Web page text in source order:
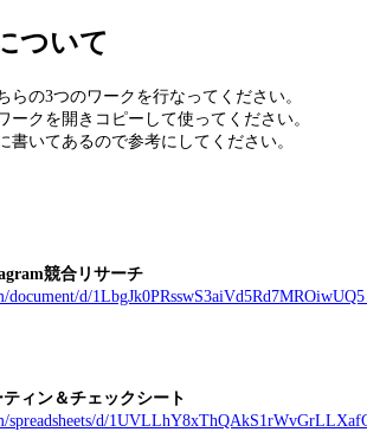
ついて
らの3つのワークを行なってください。
ークを開きコピーして使ってください。
書いてあるので参考にしてください。
競合リサーチ
document/d/
ティン＆チェックシート
spreadsheets/d/